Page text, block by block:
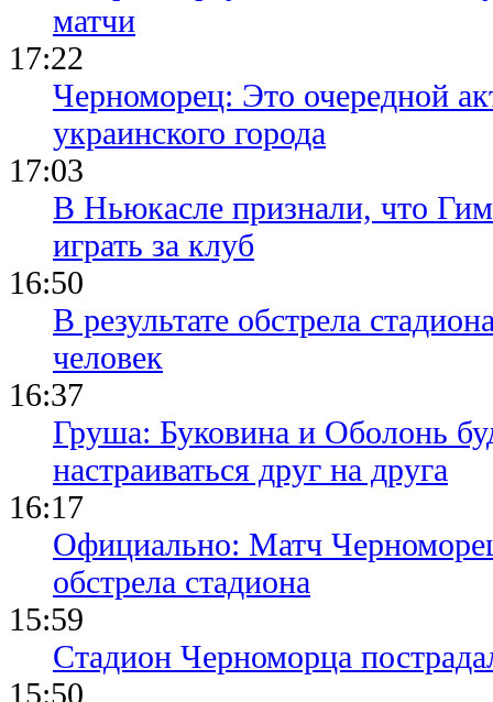
матчи
17:22
Черноморец: Это очередной
украинского города
17:03
В Ньюкасле признали, что
играть за клуб
16:50
В результате обстрела
человек
16:37
Груша: Буковина и Оболонь
настраиваться друг на друга
16:17
Официально: Матч
обстрела стадиона
15:59
Стадион Черноморца
15:50